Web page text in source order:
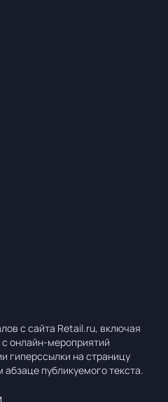
с сайта Retail.ru, включая
онлайн-мероприятий
гиперссылки на страницу
публикуемого текста.